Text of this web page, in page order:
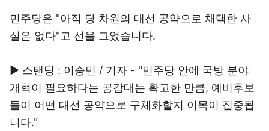
민주당은 "아직 당 차원의 대선 공약으로 채택한 사
실은 없다"고 선을 그었습니다.
▶ 스탠딩 : 이승민 / 기자 - "민주당 안에 국방 분야
개혁이 필요하다는 공감대는 확고한 만큼, 예비후보
들이 어떤 대선 공약으로 구체화할지 이목이 집중됩
니다."